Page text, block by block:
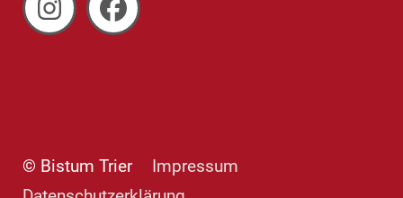
© Bistum Trier
Impressum